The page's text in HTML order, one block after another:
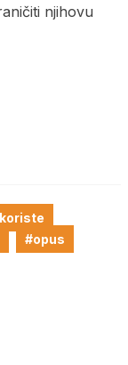
njihovu
#opus